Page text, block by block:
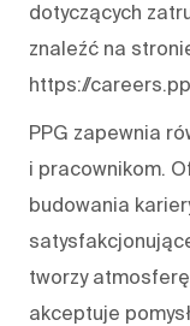
dotyczących
znaleźć na
https://
PPG zapewnia
i pracownikom.
budowania
tworzy
akceptuje